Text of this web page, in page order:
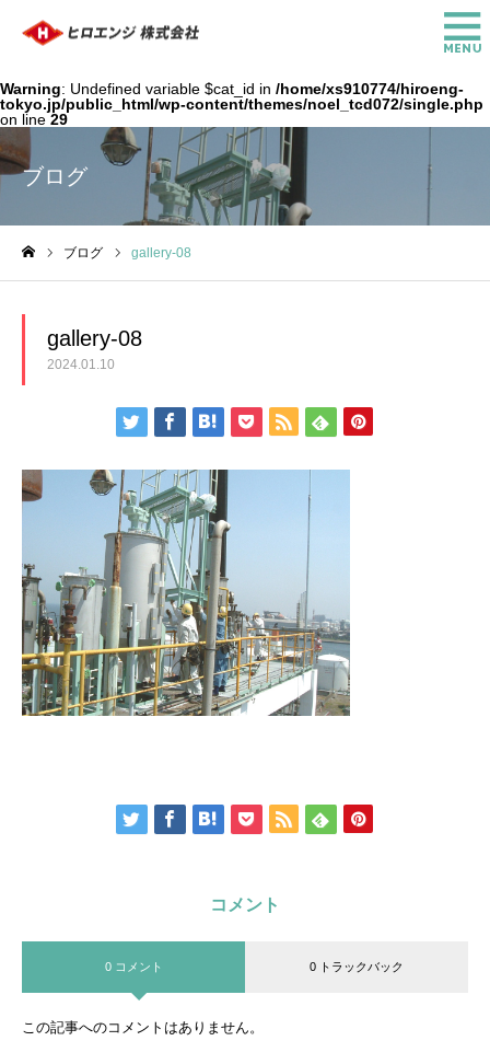
Warning: Undefined variable $cat_id in /home/xs910774/hiroeng-
tokyo.jp/public_html/wp-content/themes/noel_tcd072/single.php
on line 29
ブログ
ブログ gallery-08
gallery-08
2024.01.10
コメント
0 コメント 0 トラックバック
この記事へのコメントはありません。